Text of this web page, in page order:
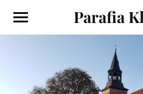
Parafia